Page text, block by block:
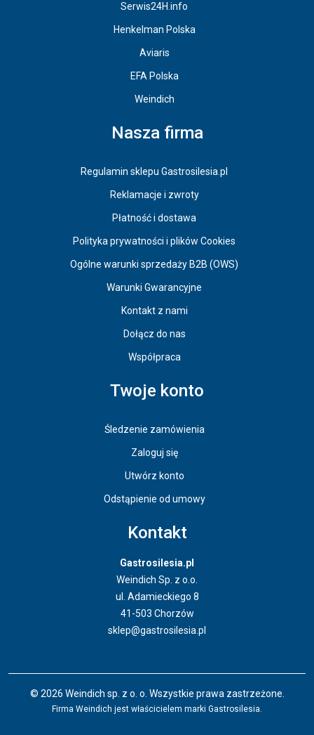
Serwis24H.info
Henkelman Polska
Aviaris
EFA Polska
Weindich
Nasza firma
Regulamin sklepu Gastrosilesia.pl
Reklamacje i zwroty
Płatność i dostawa
Polityka prywatności i plików Cookies
Ogólne warunki sprzedaży B2B (OWS)
Warunki Gwarancyjne
Kontakt z nami
Dołącz do nas
Współpraca
Twoje konto
Śledzenie zamówienia
Zaloguj się
Utwórz konto
Odstąpienie od umowy
Kontakt
Gastrosilesia.pl
Weindich Sp. z o.o.
ul. Adamieckiego 8
41-503 Chorzów
sklep@gastrosilesia.pl
© 2026 Weindich sp. z o. o. Wszystkie prawa zastrzeżone.
Firma Weindich jest właścicielem marki Gastrosilesia.